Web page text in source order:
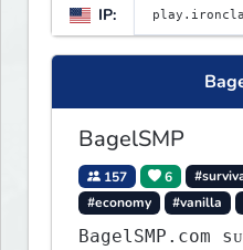
functioning
no spawned in
IP:
BagelSMP
157 6
#economy
#vanilla
BagelSMP.com